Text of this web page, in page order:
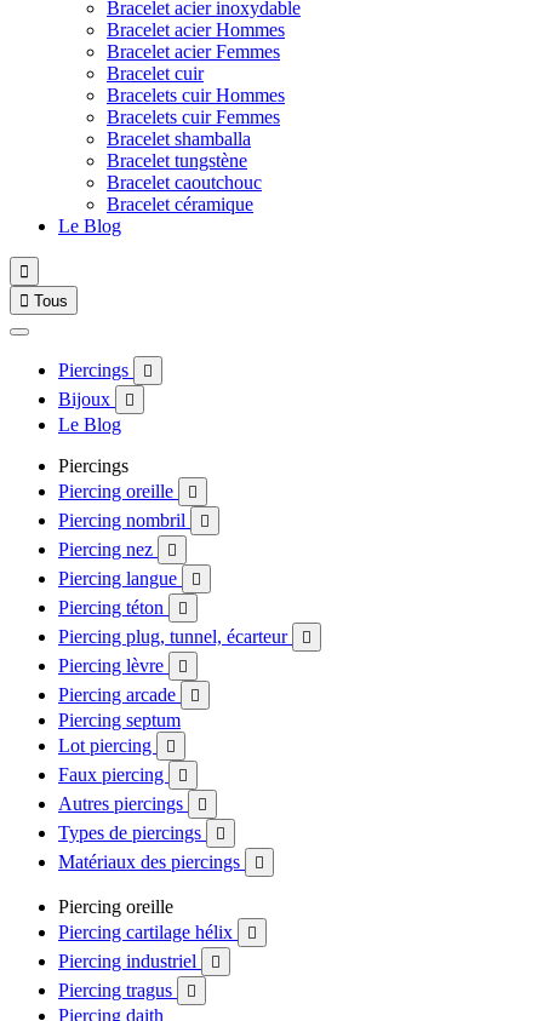
Bracelet acier inoxydable
Bracelet acier Hommes
Bracelet acier Femmes
Bracelet cuir
Bracelets cuir Hommes
Bracelets cuir Femmes
Bracelet shamballa
Bracelet tungstène
Bracelet caoutchouc
Bracelet céramique
Le Blog

 Tous
Piercings 
Bijoux 
Le Blog
Piercings
Piercing oreille

Piercing nombril 
Piercing nez 
Piercing langue 
Piercing téton 
Piercing plug, tunnel, écarteur 
Piercing lèvre 
Piercing arcade 
Piercing septum
Lot piercing

Faux piercing 
Autres piercings 
Types de piercings 
Matériaux des piercings 
Piercing oreille
Piercing cartilage hélix

Piercing industriel 
Piercing tragus 
Piercing daith